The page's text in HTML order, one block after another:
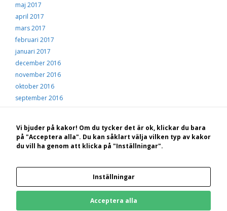
maj 2017
april 2017
mars 2017
februari 2017
januari 2017
december 2016
november 2016
oktober 2016
september 2016
augusti 2016
juni 2016
maj 2016
mars 2016
januari 2016
Vi bjuder på kakor! Om du tycker det är ok, klickar du bara
på "Acceptera alla". Du kan såklart välja vilken typ av kakor
du vill ha genom att klicka på "Inställningar".
Inställningar
Acceptera alla